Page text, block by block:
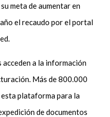
meta de aumentar en
el recaudo por el portal
a la información
Más de 800.000
plataforma para la
de documentos